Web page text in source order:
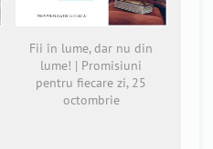
Fii în lume, dar nu din
lume! | Promisiuni
pentru fiecare zi, 25
octombrie